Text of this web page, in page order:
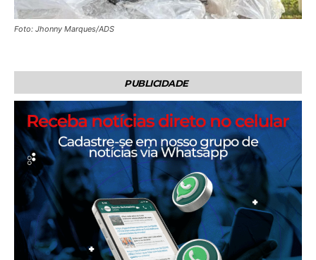
Foto: Jhonny Marques/ADS
PUBLICIDADE